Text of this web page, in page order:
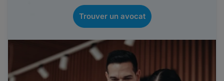
Trouver un avocat